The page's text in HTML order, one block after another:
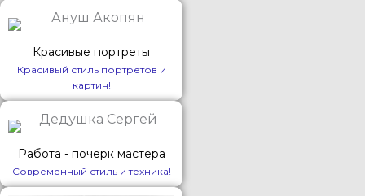
Красивые портреты
Красивый стиль портретов и
картин!
Работа - почерк мастера
Современный стиль и техника!